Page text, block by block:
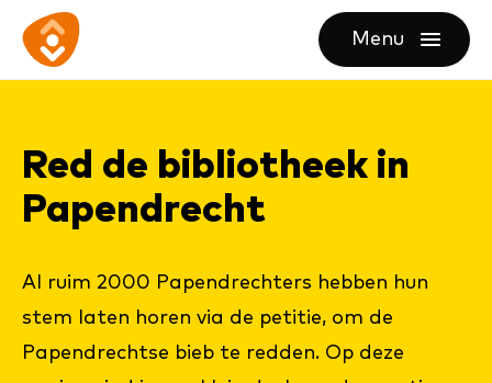
direct
content
direct
footer
Ga
naar
Menu
openen
Red de bi­bli­o­theek in
Pa­pen­drecht
Al ruim 2000 Papendrechters hebben hun
stem laten horen via de petitie, om de
Papendrechtse bieb te redden. Op deze